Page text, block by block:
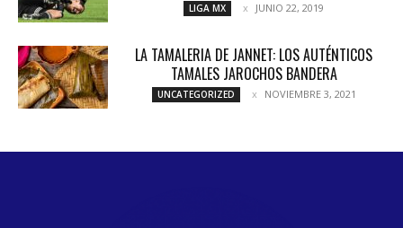
LIGA MX JUNIO 22, 2019
LA TAMALERIA DE JANNET: LOS AUTÉNTICOS
TAMALES JAROCHOS BANDERA
UNCATEGORIZED NOVIEMBRE 3, 2021